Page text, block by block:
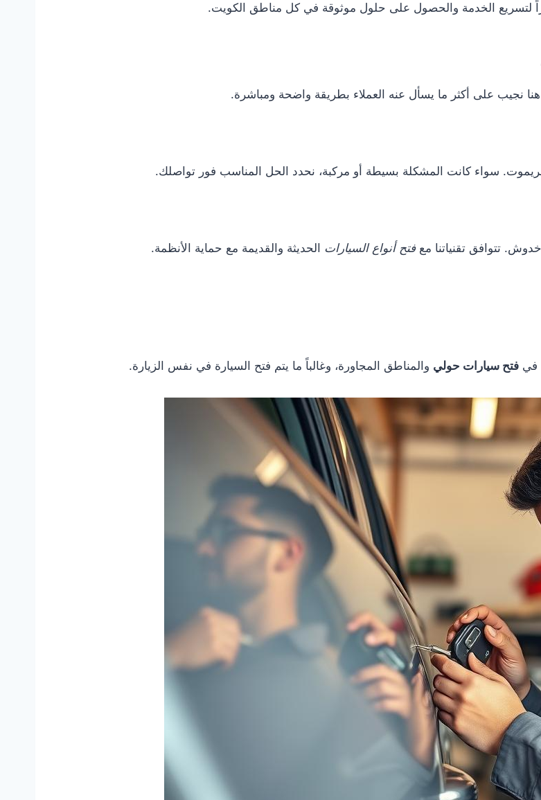
لتسريع الخدمة والحصول على حلول موثوقة في كل مناطق الكويت.
نجيب على أكثر ما يسأل عنه العملاء بطريقة واضحة ومباشرة.
سواء كانت المشكلة بسيطة أو مركبة، نحدد الحل المناسب فور تواصلك.
تتوافق تقنياتنا معفتح أنواع السيارات الحديثة والقديمة مع حماية الأنظمة.
في فتح سيارات حولي والمناطق المجاورة، وغالباً ما يتم فتح السيارة في نفس الزيارة.